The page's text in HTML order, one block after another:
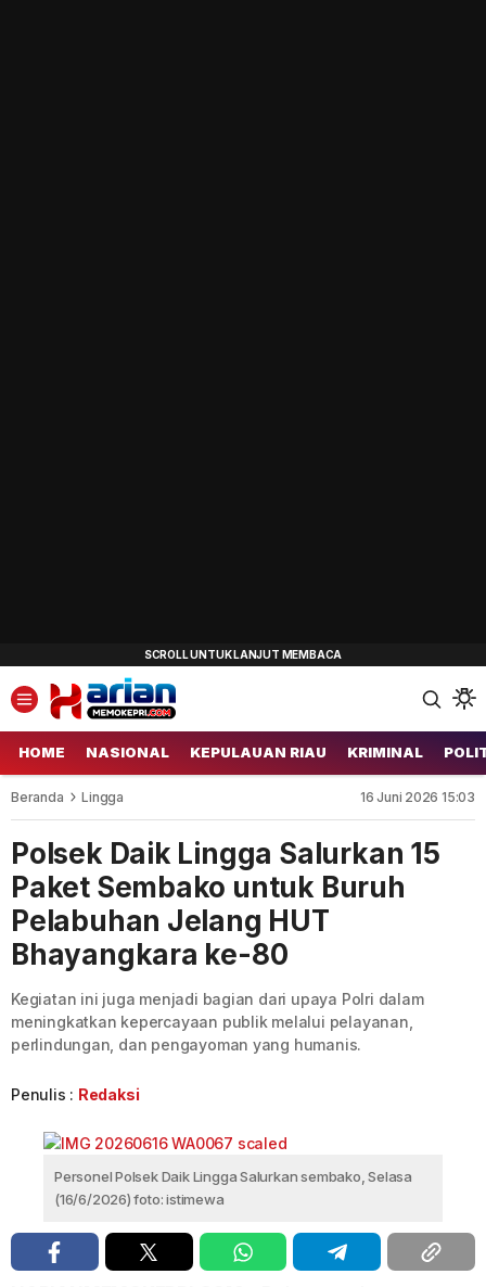
HOME NASIONAL KEPULAUAN RIAU KRIMINAL
Beranda Lingga 16 Juni 2026 15:03
Polsek Daik Lingga Salurkan 15
Paket Sembako untuk Buruh
Pelabuhan Jelang HUT
Bhayangkara ke-80
Kegiatan ini juga menjadi bagian dari upaya Polri dalam
meningkatkan kepercayaan publik melalui pelayanan,
perlindungan, dan pengayoman yang humanis.
Penulis : Redaksi
Personel Polsek Daik Lingga Salurkan sembako, Selasa
(16/6/2026) foto: istimewa